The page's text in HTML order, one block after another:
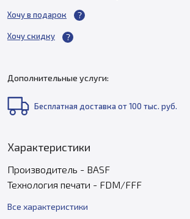
Хочу в подарок
Хочу скидку
Дополнительные услуги:
Бесплатная доставка от 100 тыс. руб.
Характеристики
Производитель - BASF
Технология печати - FDM/FFF
Все характеристики